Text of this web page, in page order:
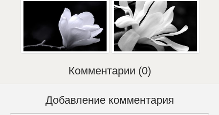
Комментарии (0)
Добавление комментария